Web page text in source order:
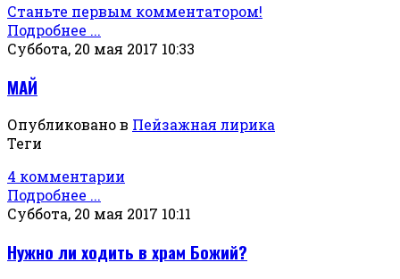
Станьте первым комментатором!
Подробнее ...
Суббота, 20 мая 2017 10:33
МАЙ
Опубликовано в Пейзажная лирика
Теги
4 комментарии
Подробнее ...
Суббота, 20 мая 2017 10:11
Нужно ли ходить в храм Божий?